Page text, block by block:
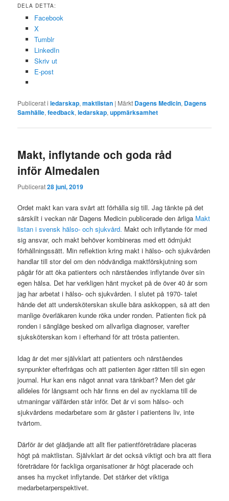
DELA DETTA:
Facebook
X
Tumblr
LinkedIn
Skriv ut
E-post
Publicerat i ledarskap,maktlistan | Märkt Dagens Medicin, Dagens
Samhälle,feedback,ledarskap,uppmärksamhet
Makt, inflytande och goda råd
inför Almedalen
Publicerat28 juni, 2019
Ordet makt kan vara svårt att förhålla sig till. Jag tänkte på det
särskilt i veckan när Dagens Medicin publicerade den årliga Makt
listan i svensk hälso- och sjukvård. Makt och inflytande för med
sig ansvar, och makt behöver kombineras med ett ödmjukt
förhållningssätt. Min reflektion kring makt i hälso- och sjukvården
handlar till stor del om den nödvändiga maktförskjutning som
pågår för att öka patienters och närståendes inflytande över sin
egen hälsa. Det har verkligen hänt mycket på de över 40 år som
jag har arbetat i hälso- och sjukvården. I slutet på 1970- talet
hände det att undersköterskan skulle bära askkoppen, så att den
manlige överläkaren kunde röka under ronden. Patienten fick på
ronden i sängläge besked om allvarliga diagnoser, varefter
sjuksköterskan kom i efterhand för att trösta patienten.
Idag är det mer självklart att patienters och närståendes
synpunkter efterfrågas och att patienten äger rätten till sin egen
journal. Hur kan ens något annat vara tänkbart? Men det går
alldeles för långsamt och här finns en del av nycklarna till de
utmaningar välfärden står inför. Det är vi som hälso- och
sjukvårdens medarbetare som är gäster i patientens liv, inte
tvärtom.
Därför är det glädjande att allt fler patientföreträdare placeras
högt på maktlistan. Självklart är det också viktigt och bra att flera
företrädare för fackliga organisationer är högt placerade och
anses ha mycket inflytande. Det stärker det viktiga
medarbetarperspektivet.